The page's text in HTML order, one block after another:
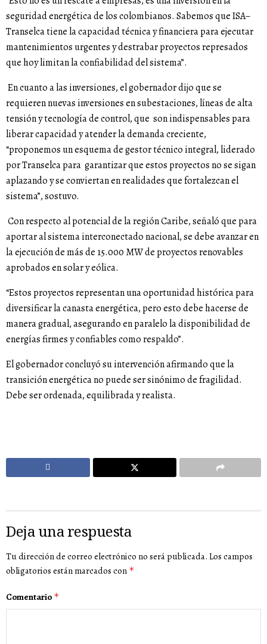
seguridad energética de los colombianos. Sabemos que ISA–
Transelca tiene la capacidad técnica y financiera para ejecutar
mantenimientos urgentes y destrabar proyectos represados
que hoy limitan la confiabilidad del sistema”.
En cuanto a las inversiones, el gobernador dijo que se
requieren nuevas inversiones en subestaciones, líneas de alta
tensión y tecnología de control, que son indispensables para
liberar capacidad y atender la demanda creciente,
“proponemos un esquema de gestor técnico integral, liderado
por Transelca para garantizar que estos proyectos no se sigan
aplazando y se conviertan en realidades que fortalezcan el
sistema”, sostuvo.
Con respecto al potencial de la región Caribe, señaló que para
aportar al sistema interconectado nacional, se debe avanzar en
la ejecución de más de 15.000 MW de proyectos renovables
aprobados en solar y eólica.
“Estos proyectos representan una oportunidad histórica para
diversificar la canasta energética, pero esto debe hacerse de
manera gradual, asegurando en paralelo la disponibilidad de
energías firmes y confiables como respaldo”.
El gobernador concluyó su intervención afirmando que la
transición energética no puede ser sinónimo de fragilidad.
Debe ser ordenada, equilibrada y realista.
Deja una respuesta
Tu dirección de correo electrónico no será publicada. Los campos
obligatorios están marcados con *
Comentario *